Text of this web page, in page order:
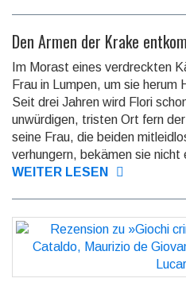
Den Armen der Krake
Im Morast eines verdreckten
Frau in Lumpen, um sie herum
Seit drei Jahren wird Flori
unwürdigen, tristen Ort fern
seine Frau, die beiden
verhungern, be­kä­men sie
WEITER LESEN